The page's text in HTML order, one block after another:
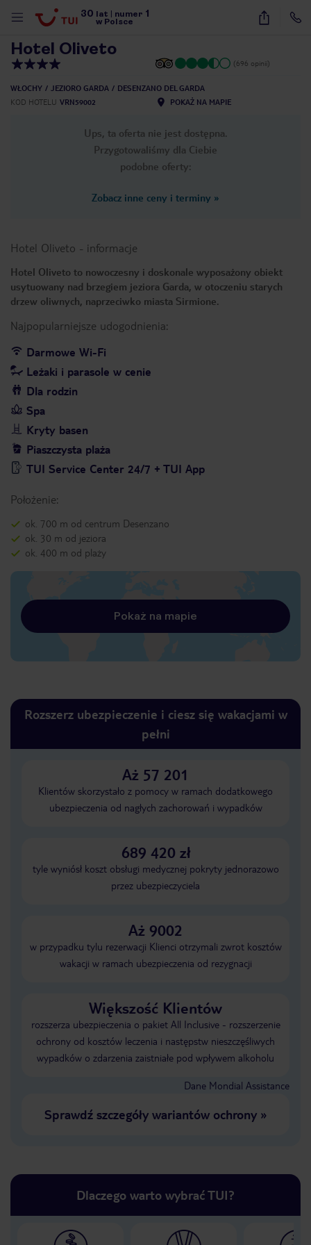
30 lat numer 1
w Polsce
54
Hotel Oliveto
(696 opinii)
WŁOCHY JEZIORO GARDA
DESENZANO DEL GARDA
KOD HOTELU VRN59002 POKAŻ NA MAPIE
Ups, ta oferta nie jest dostępna.
Przygotowaliśmy dla Ciebie
podobne oferty:
Zobacz inne ceny i terminy »
Hotel Oliveto - informacje
Hotel Oliveto to nowoczesny i doskonale wyposażony obiekt
usytuowany nad brzegiem jeziora Garda, w otoczeniu starych
drzew oliwnych, naprzeciwko miasta Sirmione.
Najpopularniejsze udogodnienia:
Darmowe Wi-Fi
Leżaki i parasole w cenie
Dla rodzin
Spa
Kryty basen
Piaszczysta plaża
TUI Service Center 24/7 + TUI App
Położenie:
ok. 700 m od centrum Desenzano
ok. 30 m od jeziora
ok. 400 m od plaży
Pokaż na mapie
Rozszerz ubezpieczenie i ciesz się wakacjami w
pełni
Aż 57 201
Klientów skorzystało z pomocy w ramach dodatkowego
ubezpieczenia od nagłych zachorowań i wypadków
689 420 zł
tyle wyniósł koszt obsługi medycznej pokryty jednorazowo
przez ubezpieczyciela
Aż 9002
w przypadku tylu rezerwacji Klienci otrzymali zwrot kosztów
wakacji w ramach ubezpieczenia od rezygnacji
Większość Klientów
rozszerza ubezpieczenia o pakiet All Inclusive - rozszerzenie
ochrony od kosztów leczenia i następstw nieszczęśliwych
wypadków o zdarzenia zaistniałe pod wpływem alkoholu
Dane Mondial Assistance
Sprawdź szczegóły wariantów ochrony»
Dlaczego warto wybrać TUI?